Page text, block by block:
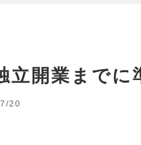
立開業までに
20